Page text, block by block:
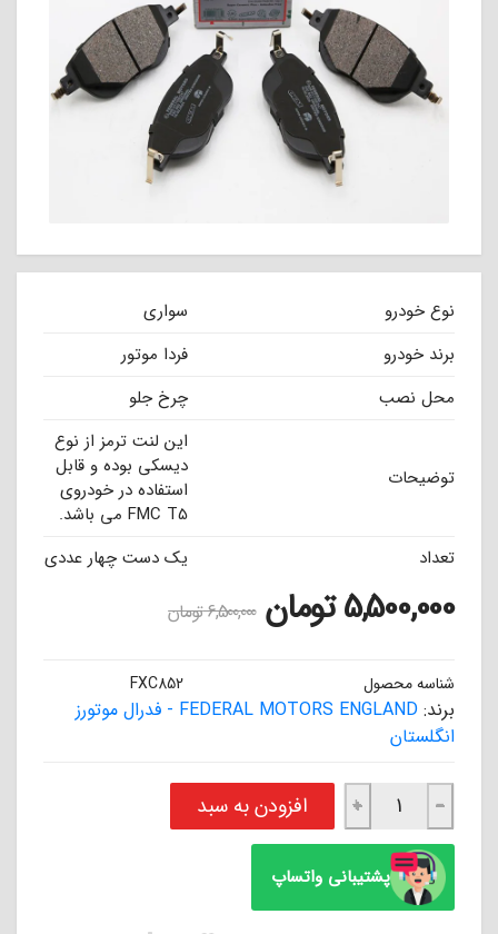
نوع خودرو
سواری
برند خودرو
فردا موتور
محل نصب
چرخ جلو
توضیحات
این لنت ترمز از نوع
دیسکی بوده و قابل
استفاده در خودروی
FMC T5 می باشد.
تعداد
یک دست چهار عددی
5,500,000تومان 6,500,000تومان
شناسه محصول FXC852
برند:
FEDERAL MOTORS ENGLAND - فدرال موتورز
انگلستان
لنت ترمز سوپر سرامیکی جلو FMC T5 فدرال موتورز انگلستان FEDERAL عدد
−
+ افزودن به سبد
پشتیبانی واتساپ